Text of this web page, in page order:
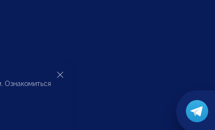
Ознакомиться